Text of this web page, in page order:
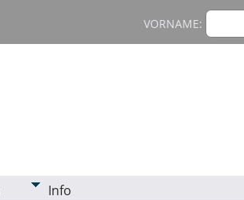
VORNAME:
Info